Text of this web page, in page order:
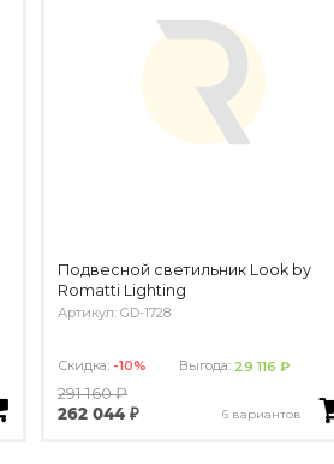
Подвесной светильник Look by
Romatti Lighting
Артикул: GD-1728
Скидка: -10% Выгода: 29 116 ₽
291 160 ₽
262 044 ₽
6 вариантов